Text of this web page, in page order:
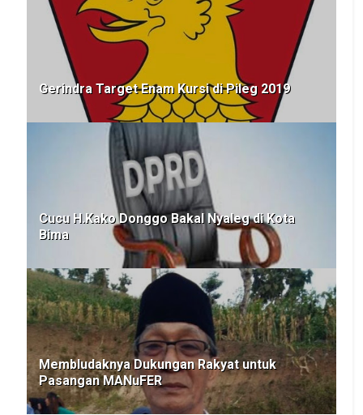
Gerindra Target Enam Kursi di Pileg 2019
Cucu H.Kako Donggo Bakal Nyaleg di Kota
Bima
Membludaknya Dukungan Rakyat untuk
Pasangan MANuFER